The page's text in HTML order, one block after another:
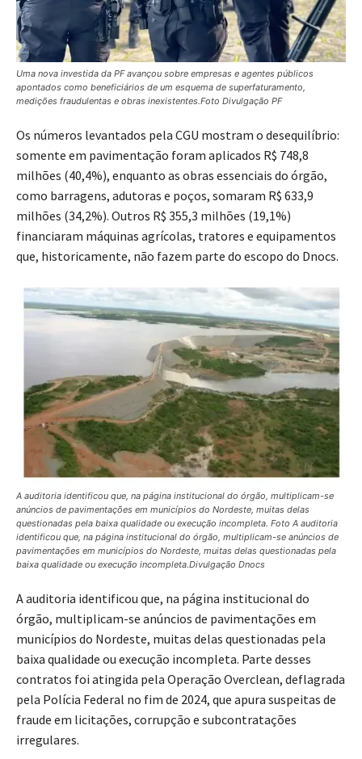
Uma nova investida da PF avançou sobre empresas e agentes públicos
apontados como beneficiários de um esquema de superfaturamento,
medições fraudulentas e obras inexistentes.Foto Divulgação PF
Os números levantados pela CGU mostram o desequilíbrio:
somente em pavimentação foram aplicados R$ 748,8
milhões (40,4%), enquanto as obras essenciais do órgão,
como barragens, adutoras e poços, somaram R$ 633,9
milhões (34,2%). Outros R$ 355,3 milhões (19,1%)
financiaram máquinas agrícolas, tratores e equipamentos
que, historicamente, não fazem parte do escopo do Dnocs.
A auditoria identificou que, na página institucional do órgão, multiplicam-se
anúncios de pavimentações em municípios do Nordeste, muitas delas
questionadas pela baixa qualidade ou execução incompleta. Foto A auditoria
identificou que, na página institucional do órgão, multiplicam-se anúncios de
pavimentações em municípios do Nordeste, muitas delas questionadas pela
baixa qualidade ou execução incompleta.Divulgação Dnocs
A auditoria identificou que, na página institucional do
órgão, multiplicam-se anúncios de pavimentações em
municípios do Nordeste, muitas delas questionadas pela
baixa qualidade ou execução incompleta. Parte desses
contratos foi atingida pela Operação Overclean, deflagrada
pela Polícia Federal no fim de 2024, que apura suspeitas de
fraude em licitações, corrupção e subcontratações
irregulares.